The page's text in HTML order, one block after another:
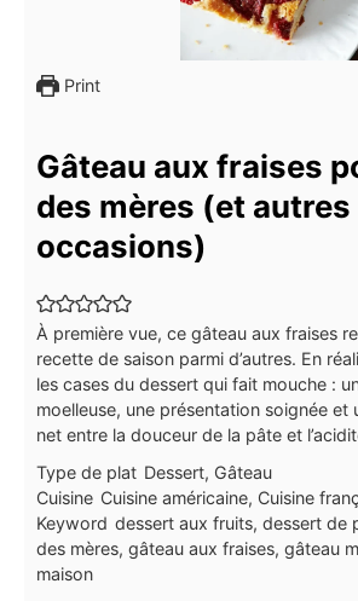
Print
Gâteau aux fraises
des mères (et autres
occasions)
À première vue, ce gâteau aux fraises
recette de saison parmi d’autres. En
les cases du dessert qui fait mouche :
moelleuse, une présentation soignée et
net entre la douceur de la pâte et
Type de plat Dessert, Gâteau
Cuisine Cuisine américaine, Cuisine
Keyword dessert aux fruits, dessert de
des mères, gâteau aux fraises, gâteau
maison